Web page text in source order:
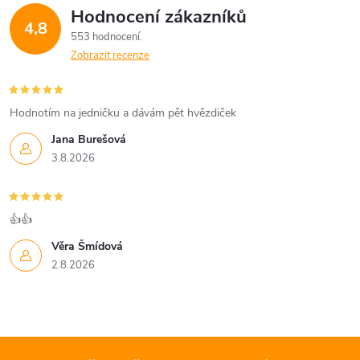
4,8 Hodnocení zákazníků
553 hodnocení
Zobrazit recenze
Jana Burešová
3.8.2026
Hodnotím na jedničku a dávám pět hvězdiček
Věra Šmídová
2.8.2026
👍👍